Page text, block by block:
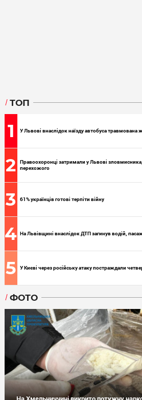
ТОП
1 У Львові внаслідок наїзду автобуса травмована
2
Правоохоронці затримали у Львові
перехожого
3 61% українців готові терпіти війну
4 На Львівщині внаслідок ДТП загинув водій,
5 У Києві через російську атаку постраждали
ФОТО